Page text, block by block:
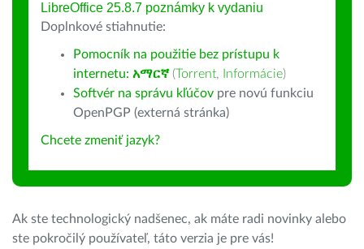
LibreOffice 25.8.7 poznámky k vydaniu
Doplnkové stiahnutie:
Pomocník na použitie bez prístupu k
internetu: አማርኛ (Torrent, Informácie)
Softvér na správu kľúčov pre novú funkciu
OpenPGP (externá stránka)
Chcete zmeniť jazyk?
Ak ste technologický nadšenec, ak máte radi novinky alebo
ste pokročilý používateľ, táto verzia je pre vás!